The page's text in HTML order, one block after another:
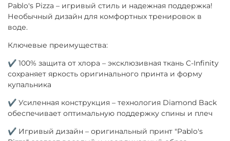
Pablo's Pizza – игривый стиль и надежная поддержка!
Необычный дизайн для комфортных тренировок в
воде.
Ключевые преимущества:
✔ 100% защита от хлора – эксклюзивная ткань C-Infinity
сохраняет яркость оригинального принта и форму
купальника
✔ Усиленная конструкция – технология Diamond Back
обеспечивает оптимальную поддержку спины и плеч
✔ Игривый дизайн – оригинальный принт "Pablo's